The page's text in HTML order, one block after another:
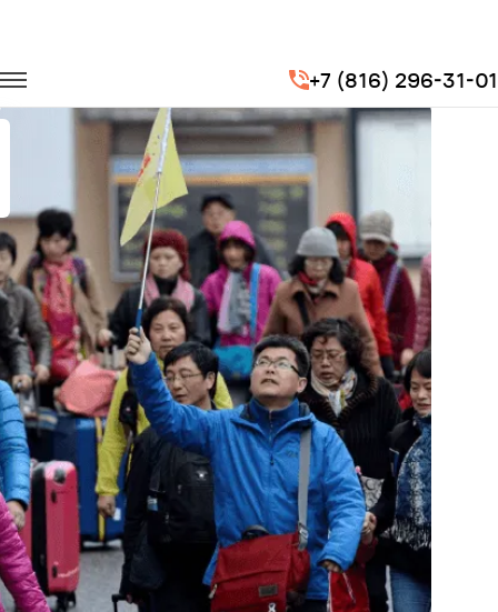
+7 (816) 296-31-01
Городские перевозки
Экскурсии (гостей из Китая)